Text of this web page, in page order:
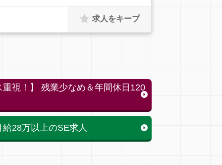
求人をキープ
視！】 残業少なめ＆年間休日120
28万以上のSE求人